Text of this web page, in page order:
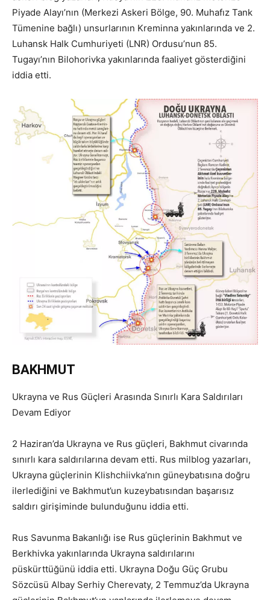
Piyade Alayı’nın (Merkezi Askeri Bölge, 90. Muhafız Tank
Tümenine bağlı) unsurlarının Kreminna yakınlarında ve 2.
Luhansk Halk Cumhuriyeti (LNR) Ordusu’nun 85.
Tugayı’nın Bilohorivka yakınlarında faaliyet gösterdiğini
iddia etti.
BAKHMUT
Ukrayna ve Rus Güçleri Arasında Sınırlı Kara Saldırıları
Devam Ediyor
2 Haziran’da Ukrayna ve Rus güçleri, Bakhmut civarında
sınırlı kara saldırılarına devam etti. Rus milblog yazarları,
Ukrayna güçlerinin Klishchiivka’nın güneybatısına doğru
ilerlediğini ve Bakhmut’un kuzeybatısından başarısız
saldırı girişiminde bulunduğunu iddia etti.
Rus Savunma Bakanlığı ise Rus güçlerinin Bakhmut ve
Berkhivka yakınlarında Ukrayna saldırılarını
püskürttüğünü iddia etti. Ukrayna Doğu Güç Grubu
Sözcüsü Albay Serhiy Cherevaty, 2 Temmuz’da Ukrayna